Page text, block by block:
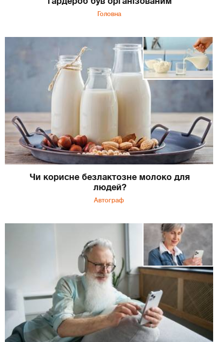
Головна
Чи корисне безлактозне молоко для
людей?
Автограф